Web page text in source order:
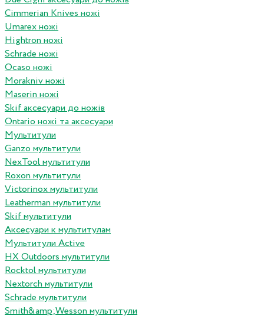
Cimmerian Knives ножі
Umarex ножі
Hightron ножі
Schrade ножі
Ocaso ножі
Morakniv ножі
Maserin ножі
Skif аксесуари до ножів
Ontario ножі та аксесуари
Мультитули
Ganzo мультитули
NexTool мультитули
Roxon мультитули
Victorinox мультитули
Leatherman мультитули
Skif мультитули
Аксесуари к мультитулам
Мультитули Active
HX Outdoors мультитули
Rocktol мультитули
Nextorch мультитули
Schrade мультитули
Smith&amp;Wesson мультитули